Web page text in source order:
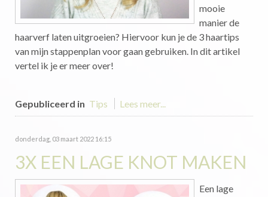
mooie
manier de
haarverf laten uitgroeien? Hiervoor kun je de 3 haartips
van mijn stappenplan voor gaan gebruiken. In dit artikel
vertel ik je er meer over!
Gepubliceerd in Tips Lees meer...
donderdag, 03 maart 2022 16:15
3X EEN LAGE KNOT MAKEN
Een lage